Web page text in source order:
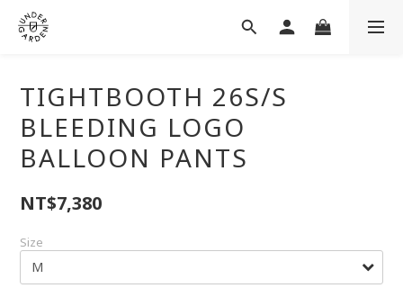
TIGHTBOOTH 26S/S
BLEEDING LOGO
BALLOON PANTS
NT$7,380
Size